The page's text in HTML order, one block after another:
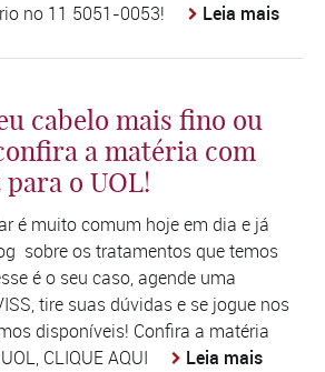
no 11 5051-0053!
Leia mais
cabelo mais fino ou
a matéria com
o UOL!
é muito comum hoje em dia e já
sobre os tratamentos que temos
é o seu caso, agende uma
tire suas dúvidas e se jogue nos
disponíveis! Confira a matéria
CLIQUE AQUI
Leia mais